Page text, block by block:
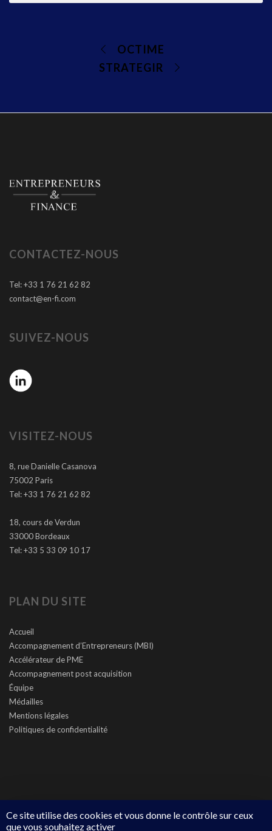
OCTIME
STRATEGIR
CONTACTEZ-NOUS
Tel: +33 1 76 21 62 82
contact@en-fi.com
SUIVEZ-NOUS
VISITEZ-NOUS
8, rue Danielle Casanova
75002 Paris
Tel: +33 1 76 21 62 82
18, cours de Verdun
33000 Bordeaux
Tel: +33 5 33 09 10 17
PLAN DU SITE
Accueil
Accompagnement d’Entrepreneurs (MBI)
Accélérateur de PME
Accompagnement post acquisition
Équipe
Médailles
Mentions légales
Politiques de confidentialité
Ce site utilise des cookies et vous donne le contrôle sur ceux
que vous souhaitez activer